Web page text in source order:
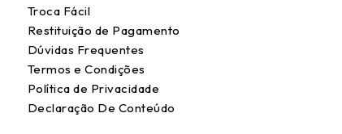
Troca Fácil
Restituição de Pagamento
Dúvidas Frequentes
Termos e Condições
Política de Privacidade
Declaração De Conteúdo